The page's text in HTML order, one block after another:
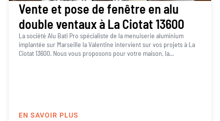
Vente et pose de fenêtre en alu
double ventaux à La Ciotat 13600
La société Alu Bati Pro spécialiste de la menuiserie aluminium
implantée sur Marseille la Valentine intervient sur vos projets à La
Ciotat 13600. Nous vous proposons pour votre maison, la...
EN SAVOIR PLUS